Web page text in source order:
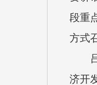
段重
方式
济开